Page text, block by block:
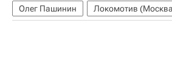
Олег Пашинин Локомотив